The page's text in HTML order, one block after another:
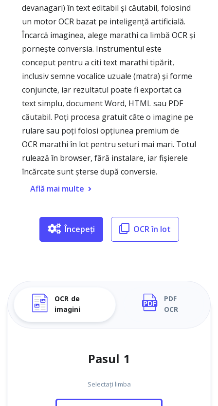
devanagari) în text editabil și căutabil, folosind
un motor OCR bazat pe inteligență artificială.
Încarcă imaginea, alege marathi ca limbă OCR și
pornește conversia. Instrumentul este
conceput pentru a citi text marathi tipărit,
inclusiv semne vocalice uzuale (matra) și forme
conjuncte, iar rezultatul poate fi exportat ca
text simplu, document Word, HTML sau PDF
căutabil. Poți procesa gratuit câte o imagine pe
rulare sau poți folosi opțiunea premium de
OCR marathi în lot pentru seturi mai mari. Totul
rulează în browser, fără instalare, iar fișierele
încărcate sunt șterse după conversie.
Află mai multe
Începeți OCR în lot
OCR de
imagini
PDF
OCR
Pasul 1
Selectați limba